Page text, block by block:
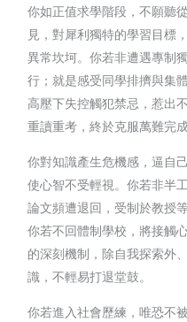
你如正值求學階段，不願聽
見，對犀利獨特的學習目標
異常坎坷。你若非遭遇專制
行；就是感受同學排擠與集
高壓下失控觸犯禁忌，惹出
重讀重考，終於克服萬難完
你對知識產生危機感，逼自
使心智不受輕視。你若非半
論文頻遭退回，受制於教授
你若不回體制學校，將接觸
的深刻機制，除自我探索外
識，不輕易打退堂鼓。
你若進入社會歷練，唯恐不